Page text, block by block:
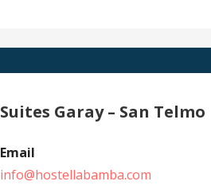
Suites Garay – San Telmo
Email
info@hostellabamba.com